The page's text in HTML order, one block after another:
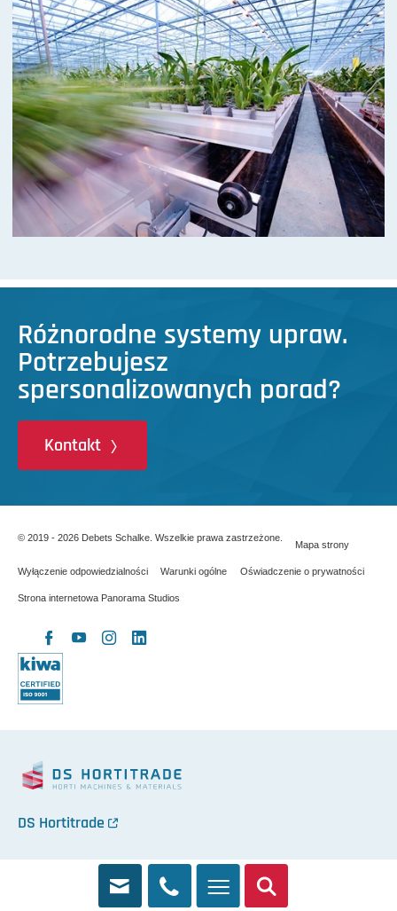
Różnorodne systemy upraw.
Potrzebujesz
spersonalizowanych porad?
Kontakt
© 2019 - 2026 Debets Schalke. Wszelkie prawa zastrzeżone.
Mapa strony
Wyłączenie odpowiedzialności Warunki ogólne Oświadczenie o prywatności
Strona internetowa Panorama Studios
Facebook
YouTubeInstagramLinkedIn
DS Hortitrade